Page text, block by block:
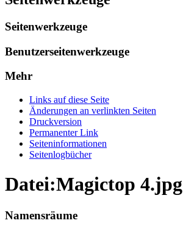
Seitenwerkzeuge
Benutzerseitenwerkzeuge
Mehr
Links auf diese Seite
Änderungen an verlinkten Seiten
Druckversion
Permanenter Link
Seiten­informationen
Seitenlogbücher
Datei:Magictop 4.jpg
Namensräume